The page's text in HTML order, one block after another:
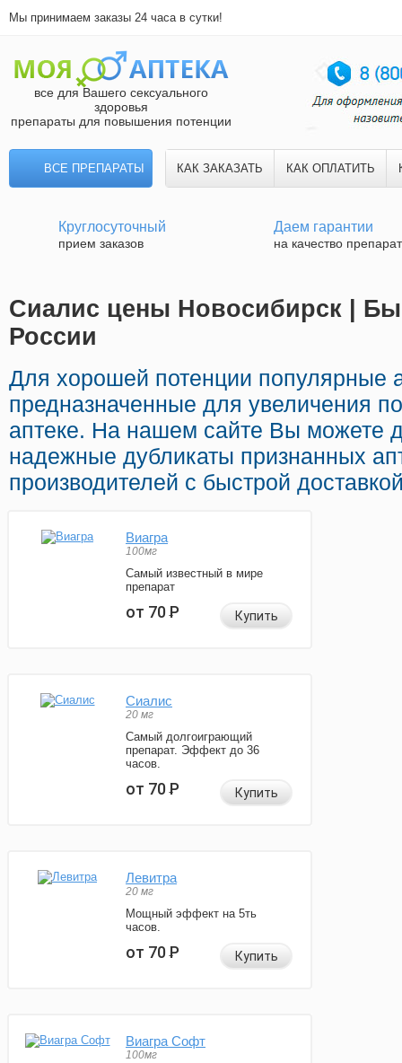
Мы принимаем заказы 24 часа в сутки!
все для Вашего сексуального
здоровья
препараты для повышения потенции
ВСЕ ПРЕПАРАТЫ КАК ЗАКАЗАТЬ КАК ОПЛАТИТЬ
Круглосуточный
прием заказов
Даем гарантии
на качество
Сиалис цены Новосибирск |
России
Для хорошей потенции популярные
предназначенные для увеличения
аптеке. На нашем сайте Вы можете
надежные дубликаты признанных
производителей с быстрой
Виагра
100мг
Самый известный в мире
препарат
от 70Р Купить
Сиалис
20 мг
Самый долгоиграющий
препарат. Эффект до 36
часов.
от 70Р Купить
Левитра
20 мг
Мощный эффект на 5ть
часов.
от 70Р Купить
Виагра Софт
100мг